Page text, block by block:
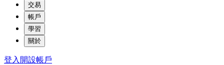
交易
帳戶
學習
關於
登入 開設帳戶